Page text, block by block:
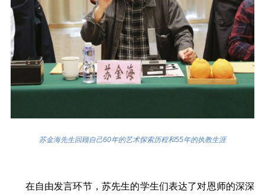
苏金海先生回顾自己60年的艺术探索历程和55年的执教生涯
在自由发言环节，苏先生的学生们表达了对恩师的深深